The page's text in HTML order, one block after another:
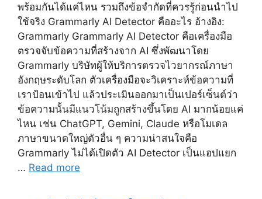
พร้อมกันได้แค่ไหน รวมถึงข้อจำกัดที่ควรรู้ก่อนนำไป
ใช้จริง Grammarly AI Detector คืออะไร อ้างอิง:
Grammarly Grammarly AI Detector คือเครื่องมือ
ตรวจจับข้อความที่สร้างจาก AI ซึ่งพัฒนาโดย
Grammarly บริษัทผู้ให้บริการตรวจไวยากรณ์ภาษา
อังกฤษระดับโลก ตัวเครื่องมือจะวิเคราะห์ข้อความที่
เราป้อนเข้าไป แล้วประเมินออกมาเป็นเปอร์เซ็นต์ว่า
ข้อความนั้นมีแนวโน้มถูกสร้างขึ้นโดย AI มากน้อยแค่
ไหน เช่น ChatGPT, Gemini, Claude หรือโมเดล
ภาษาขนาดใหญ่ตัวอื่น ๆ ความน่าสนใจคือ
Grammarly ไม่ได้เปิดตัว AI Detector เป็นแอปแยก
… Read more